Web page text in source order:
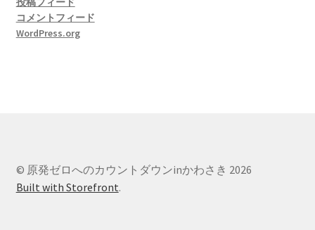
コメントフィード
WordPress.org
© 原発ゼロへのカウントダウンinかわさき 2026
Built with Storefront.